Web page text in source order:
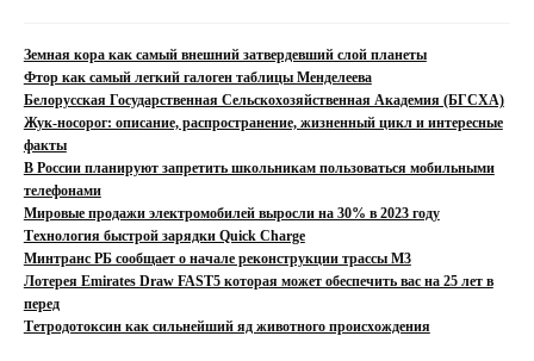
Земная кора как самый внешний затвердевший слой планеты
Фтор как самый легкий галоген таблицы Менделеева
Белорусская Государственная Сельскохозяйственная Академия (БГСХА)
Жук-носорог: описание, распространение, жизненный цикл и интересные
факты
В России планируют запретить школьникам пользоваться мобильными
телефонами
Мировые продажи электромобилей выросли на 30% в 2023 году
Технология быстрой зарядки Quick Charge
Минтранс РБ сообщает о начале реконструкции трассы М3
Лотерея Emirates Draw FAST5 которая может обеспечить вас на 25 лет в
перед
Тетродотоксин как сильнейший яд животного происхождения